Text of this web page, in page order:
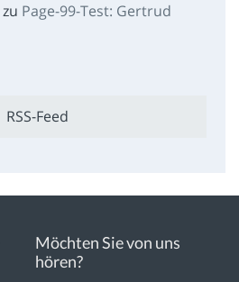
zu Page-99-Test: Gertrud
RSS-Feed
Möchten Sie von uns
hören?